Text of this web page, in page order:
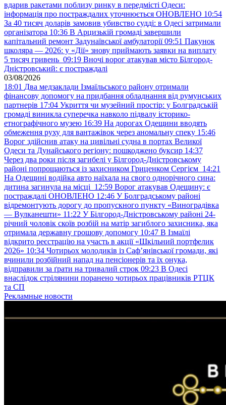
вдарив ракетами поблизу ринку в передмісті Одеси:
інформація про постраждалих уточнюється ОНОВЛЕНО 10:54
За 40 тисяч доларів замовив убивство судді: в Одесі затримали
організатора 10:36 В Арцизькій громаді завершили
капітальний ремонт Задунаївської амбулаторії 09:51 Пакунок
школяра — 2026: у «Дії» знову приймають заявки на виплату
5 тисяч гривень 09:19 Вночі ворог атакував місто Білгород-
Дністровський: є постраждалі
03/08/2026
18:01 Два медзаклади Ізмаїльського району отримали
фінансову допомогу на придбання обладнання від румунських
партнерів 17:04 Укриття чи музейний простір: у Болградській
громаді виникла суперечка навколо підвалу історико-
етнографічного музею 16:39 На дорогах Одещини вводять
обмеження руху для вантажівок через аномальну спеку 15:46
Ворог здійснив атаку на цивільні судна в портах Великої
Одеси та Дунайського регіону: пошкоджено буксир 14:37
Через два роки після загибелі у Білгород-Дністровському
районі попрощаються із захисником Гриценком Сергієм 14:21
На Одещині водійка авто наїхала на свого однорічного сина:
дитина загинула на місці 12:59 Ворог атакував Одещину: є
постраждалі ОНОВЛЕНО 12:46 У Болградському районі
відремонтують дорогу до пропускного пункту «Виноградівка
— Вулканешти» 11:22 У Білгород-Дністровському районі 24-
річний чоловік скоїв розбій на матір загиблого захисника, яка
отримала державну грошову допомогу 10:47 В Ізмаїлі
відкрито реєстрацію на участь в акції «Шкільний портфелик
2026» 10:34 Чотирьох молодиків із Саф’янівської громади, які
вчинили розбійний напад на пенсіонерів та їх онука,
відправили за ґрати на тривалий строк 09:23 В Одесі
внаслідок стрілянини поранено чотирьох працівників РТЦК
та СП
Рекламные новости